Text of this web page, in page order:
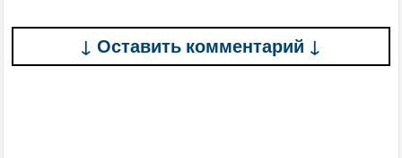
↓ Оставить комментарий ↓